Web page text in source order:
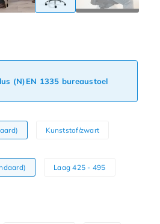
(N)EN 1335 bureaustoel
Kunststof/zwart
Laag 425 - 495